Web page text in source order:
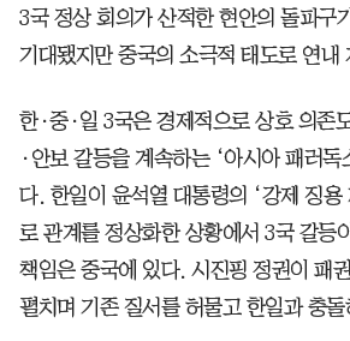
3국 정상 회의가 산적한 현안의 돌파구
기대됐지만 중국의 소극적 태도로 연내
한·중·일 3국은 경제적으로 상호 의존
·안보 갈등을 계속하는 ‘아시아 패러독
다. 한일이 윤석열 대통령의 ‘강제 징용
로 관계를 정상화한 상황에서 3국 갈등
책임은 중국에 있다. 시진핑 정권이 패
펼치며 기존 질서를 허물고 한일과 충